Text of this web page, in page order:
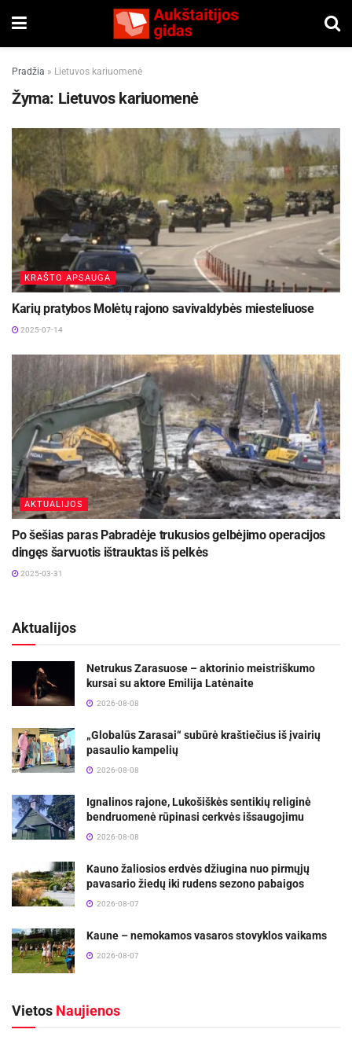
Pradžia » Lietuvos kariuomenė
Žyma: Lietuvos kariuomenė
KRAŠTO APSAUGA
Karių pratybos Molėtų rajono savivaldybės miesteliuose
2025-07-14
AKTUALIJOS
Po šešias paras Pabradėje trukusios gelbėjimo operacijos
dingęs šarvuotis ištrauktas iš pelkės
2025-03-31
Aktualijos
Netrukus Zarasuose – aktorinio meistriškumo
kursai su aktore Emilija Latėnaite
2026-08-08
„Globalūs Zarasai“ subūrė kraštiečius iš įvairių
pasaulio kampelių
2026-08-08
Ignalinos rajone, Lukošiškės sentikių religinė
bendruomenė rūpinasi cerkvės išsaugojimu
2026-08-08
Kauno žaliosios erdvės džiugina nuo pirmųjų
pavasario žiedų iki rudens sezono pabaigos
2026-08-07
Kaune – nemokamos vasaros stovyklos vaikams
2026-08-07
Vietos Naujienos